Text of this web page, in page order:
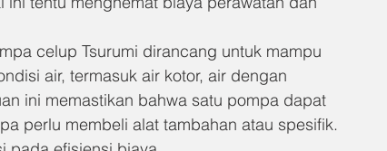
celup Tsurumi dirancang untuk mampu
air, termasuk air kotor, air dengan
ini memastikan bahwa satu pompa dapat
perlu membeli alat tambahan atau spesifik.